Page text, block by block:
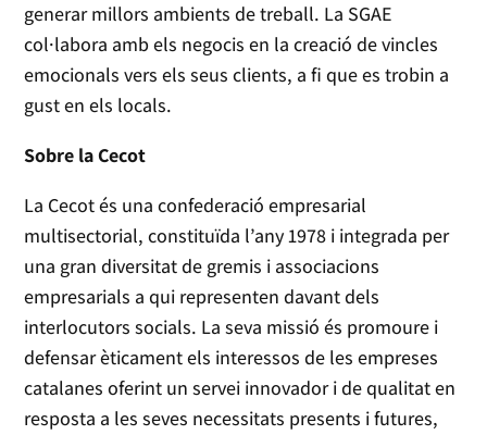
generar millors ambients de treball. La SGAE
col·labora amb els negocis en la creació de vincles
emocionals vers els seus clients, a fi que es trobin a
gust en els locals.
Sobre la Cecot
La Cecot és una confederació empresarial
multisectorial, constituïda l’any 1978 i integrada per
una gran diversitat de gremis i associacions
empresarials a qui representen davant dels
interlocutors socials. La seva missió és promoure i
defensar èticament els interessos de les empreses
catalanes oferint un servei innovador i de qualitat en
resposta a les seves necessitats presents i futures,